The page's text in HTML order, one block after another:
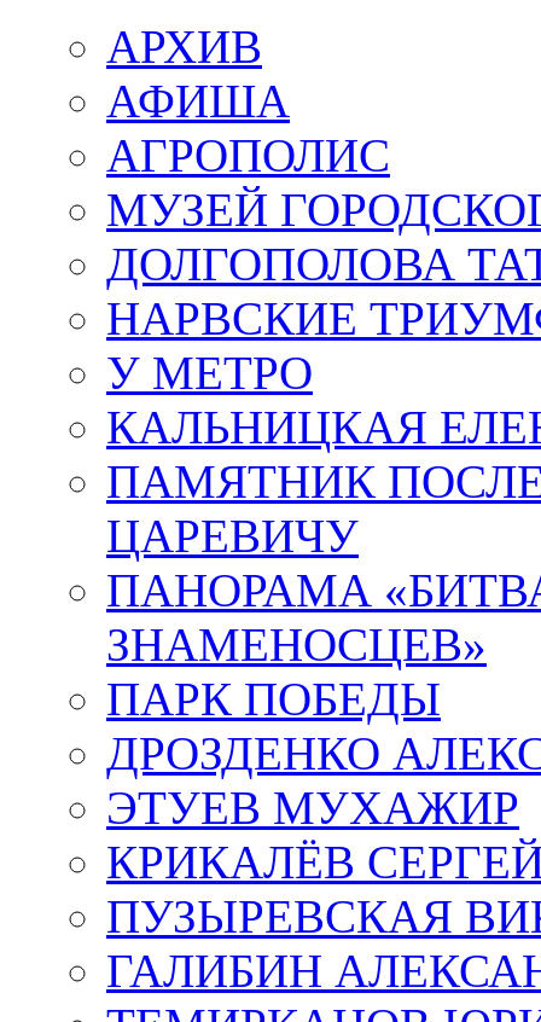
АРХИВ
АФИША
АГРОПОЛИС
МУЗЕЙ
ДОЛГОПОЛОВА
НАРВСКИЕ
У МЕТРО
КАЛЬНИЦКАЯ
ПАМЯТНИК
ЦАРЕВИЧУ
ПАНОРАМА
ЗНАМЕНОСЦЕВ»
ПАРК ПОБЕДЫ
ДРОЗДЕНКО
ЭТУЕВ МУХАЖИР
КРИКАЛЁВ
ПУЗЫРЕВСКАЯ
ГАЛИБИН